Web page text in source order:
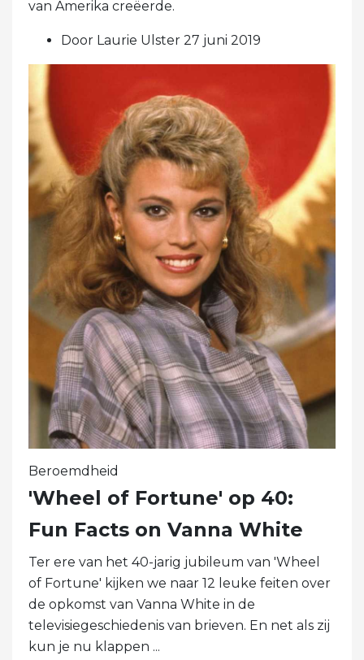
van Amerika creëerde.
Door Laurie Ulster 27 juni 2019
Beroemdheid
'Wheel of Fortune' op 40:
Fun Facts on Vanna White
Ter ere van het 40-jarig jubileum van 'Wheel
of Fortune' kijken we naar 12 leuke feiten over
de opkomst van Vanna White in de
televisiegeschiedenis van brieven. En net als zij
kun je nu klappen ...